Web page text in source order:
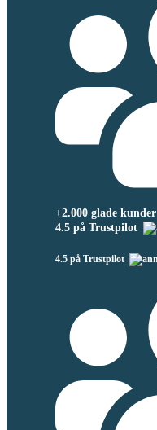
+2.000 glade kunder
4.5 på Trustpilot
4.5 på Trustpilot